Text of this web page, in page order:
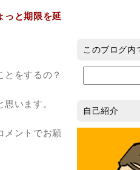
っと期限を延
をするの？
います。
メントでお願
このブログ内
自己紹介